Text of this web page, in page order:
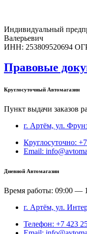
Индивидуальный
Валерьевич
ИНН: 253809520694
Правовые
Круглосуточный Автомагазин
Пункт выдачи заказов
г. Артём, ул.
Круглосуточно:
Email:
Дневной Автомагазин
Время работы: 09:00 —
г. Артём, ул.
Телефон: +7 423